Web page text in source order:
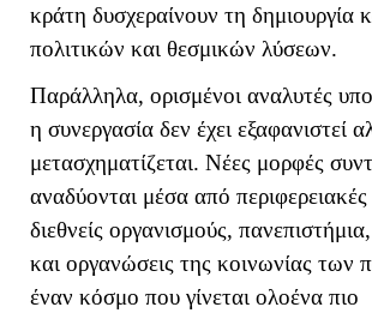
κράτη δυσχεραίνουν τη δημιουργία
πολιτικών και θεσμικών λύσεων.
Παράλληλα, ορισμένοι αναλυτές
η συνεργασία δεν έχει εξαφανιστεί
μετασχηματίζεται. Νέες μορφές
αναδύονται μέσα από περιφερειακές
διεθνείς οργανισμούς, πανεπιστήμια,
και οργανώσεις της κοινωνίας των
έναν κόσμο που γίνεται ολοένα πιο